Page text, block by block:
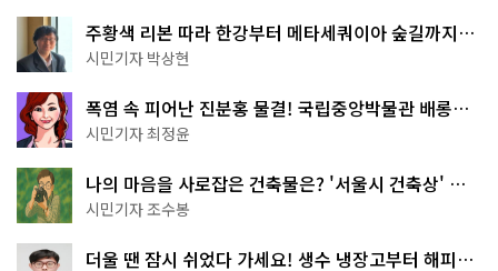
주황색 리본 따라 한강부터 메타세쿼이아 숲길까지…
서울둘레길 15코스
시민기자 박상현
폭염 속 피어난 진분홍 물결! 국립중앙박물관 배롱나
무 명소
시민기자 최정윤
나의 마음을 사로잡은 건축물은? '서울시 건축상' 수
상작 공개!
시민기자 조수봉
더울 땐 잠시 쉬었다 가세요! 생수 냉장고부터 해피소